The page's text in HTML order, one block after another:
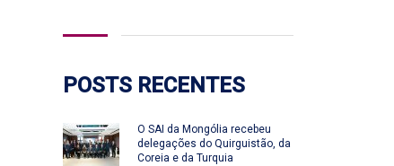
POSTS RECENTES
O SAI da Mongólia recebeu
delegações do Quirguistão, da
Coreia e da Turquia